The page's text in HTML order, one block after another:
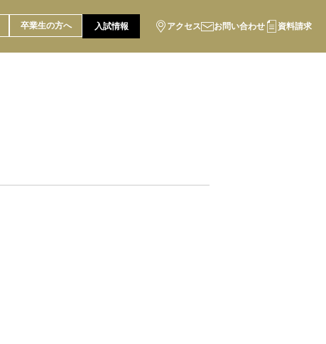
卒業生の方へ 入試情報 アクセス お問い合わせ 資料請求